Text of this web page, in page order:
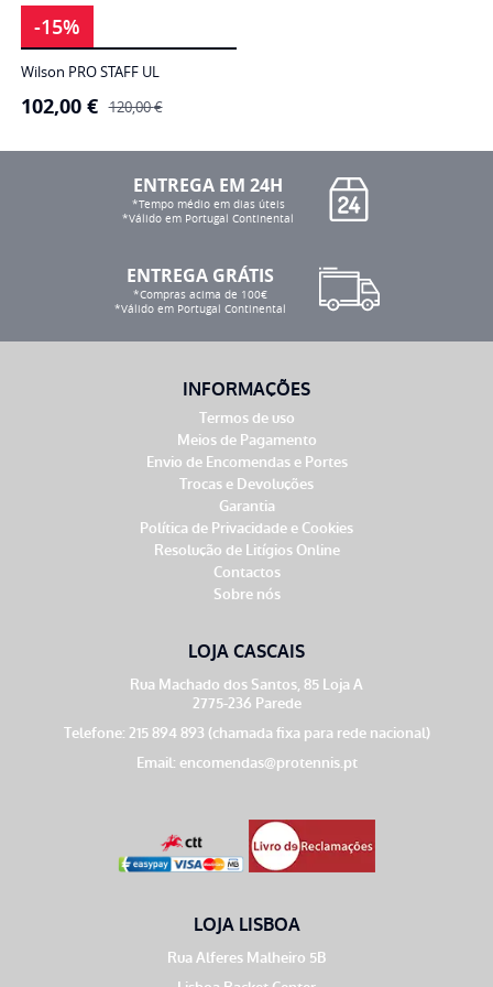
-15%
Wilson PRO STAFF UL
120,00€
O
preço
era:
102,00 €
O
preço
é:
ENTREGA EM 24H
*Tempo médio em dias úteis
*Válido em Portugal Continental
ENTREGA GRÁTIS
*Compras acima de 100€
*Válido em Portugal Continental
INFORMAÇÕES
Termos de uso
Meios de Pagamento
Envio de Encomendas e Portes
Trocas e Devoluções
Garantia
Política de Privacidade e Cookies
Resolução de Litígios Online
Contactos
Sobre nós
LOJA CASCAIS
Rua Machado dos Santos, 85 Loja A
2775-236 Parede
Telefone: 215 894 893 (chamada fixa para rede nacional)
Email: encomendas@protennis.pt
LOJA LISBOA
Rua Alferes Malheiro 5B